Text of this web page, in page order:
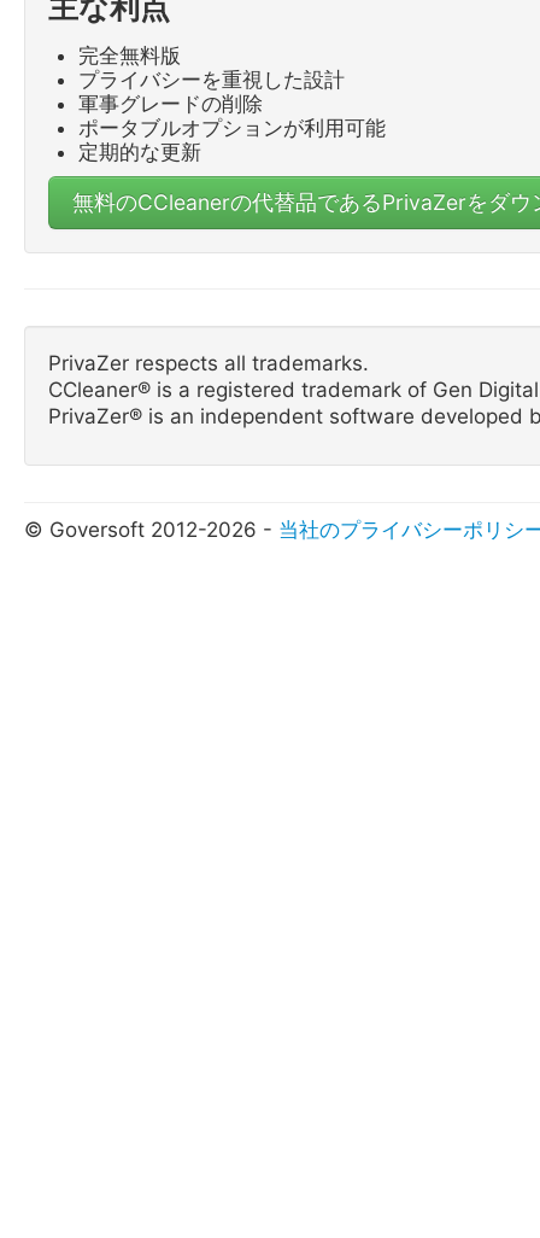
完全無料版
プライバシーを重視した設計
軍事グレードの削除
ポータブルオプションが利用可能
定期的な更新
無料のCCleanerの代替品であるPrivaZerをダウ
PrivaZer respects all trademarks.
CCleaner® is a registered trademark of Gen
PrivaZer® is an independent software developed
© Goversoft 2012-2026 - 当社のプライバシーポリシ